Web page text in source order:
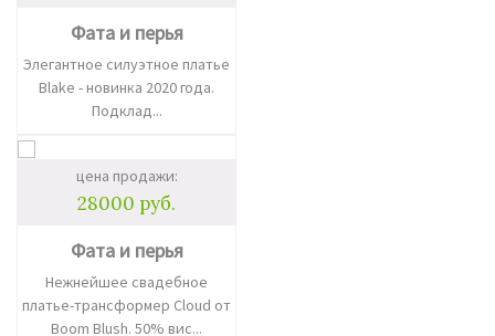
Фата и перья
Элегантное силуэтное платье
Blake - новинка 2020 года.
Подклад...
цена продажи:
28000 руб.
Фата и перья
Нежнейшее свадебное
платье-трансформер Cloud от
Boom Blush. 50% вис...